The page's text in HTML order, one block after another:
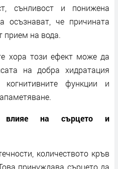
сънливост и понижена
осъзнават, че причината
прием на вода.
хора този ефект може да
на добра хидратация
когнитивните функции и
влияе на сърцето и
количеството кръв
принуждава сърцето да